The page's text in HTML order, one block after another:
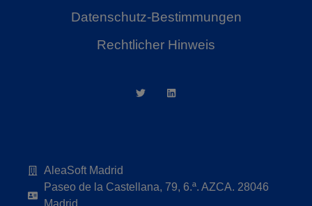
Datenschutz-Bestimmungen
Rechtlicher Hinweis
AleaSoft Madrid
Paseo de la Castellana, 79, 6.ª. AZCA. 28046
Madrid